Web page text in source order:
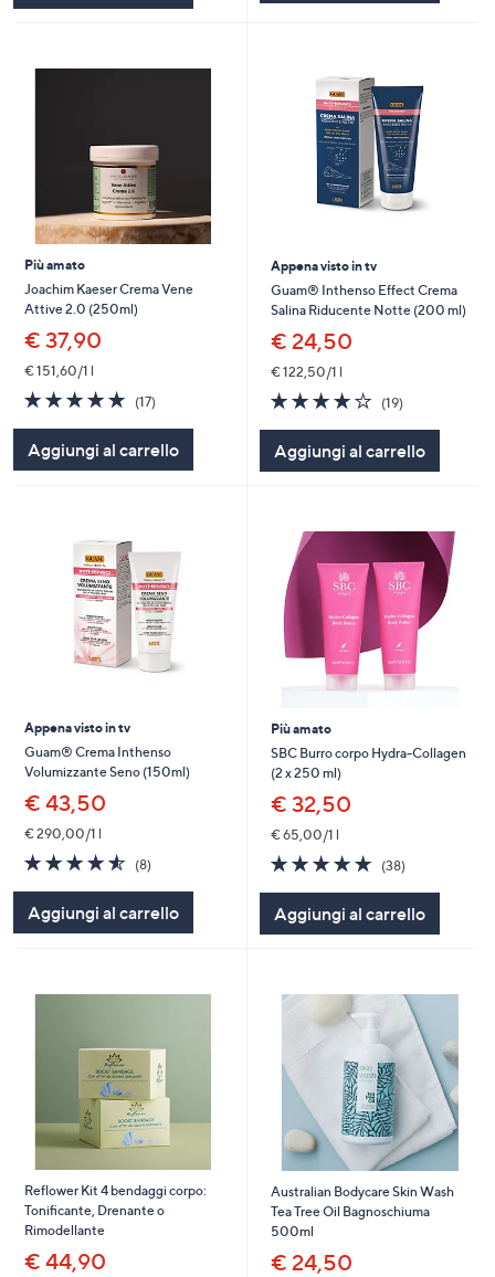
Più amato
Joachim Kaeser Crema Vene
Attive 2.0 (250ml)
€ 37,90
€ 151,60/1 l
4.7
of
5
Stars
(17)
Aggiungi al carrello
Appena visto in tv
Guam® Inthenso Effect Crema
Salina Riducente Notte (200 ml)
€ 24,50
€ 122,50/1 l
3.7
of
5
Stars
(19)
Aggiungi al carrello
Appena visto in tv
Guam® Crema Inthenso
Volumizzante Seno (150ml)
€ 43,50
€ 290,00/1 l
4.5
of
5
Stars
(8)
Aggiungi al carrello
Più amato
SBC Burro corpo Hydra-Collagen
(2 x 250 ml)
€ 32,50
€ 65,00/1 l
4.7
of
5
Stars
(38)
Aggiungi al carrello
Reflower Kit 4 bendaggi corpo:
Tonificante, Drenante o
Rimodellante
€ 44,90
Australian Bodycare Skin Wash
Tea Tree Oil Bagnoschiuma
500ml
€ 24,50